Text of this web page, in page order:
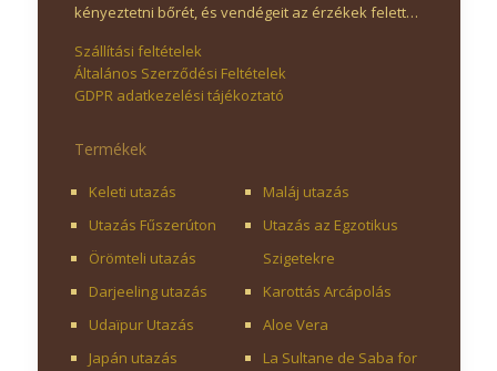
kényeztetni bőrét, és vendégeit az érzékek felett…
Szállítási feltételek
Általános Szerződési Feltételek
GDPR adatkezelési tájékoztató
Termékek
Keleti utazás
Utazás Fűszerúton
Örömteli utazás
Darjeeling utazás
Udaïpur Utazás
Japán utazás
Maláj utazás
Utazás az Egzotikus
Szigetekre
Karottás Arcápolás
Aloe Vera
La Sultane de Saba for